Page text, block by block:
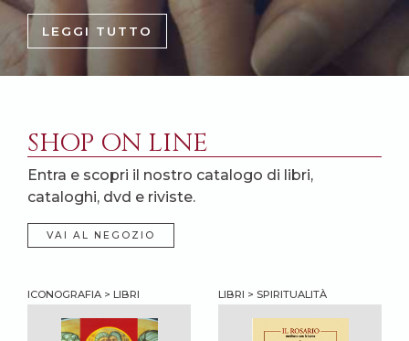
LEGGI TUTTO
SHOP ON LINE
Entra e scopri il nostro catalogo di libri,
cataloghi, dvd e riviste.
VAI AL NEGOZIO
ICONOGRAFIA > LIBRI LIBRI > SPIRITUALITÀ